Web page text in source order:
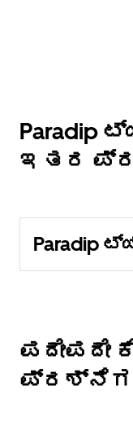
Paradip
ಇತರ
Paradip
ಪದೇಪದೇ